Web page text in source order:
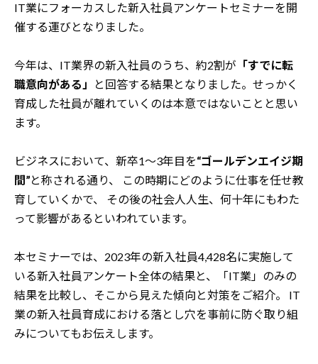
IT業にフォーカスした新入社員アンケートセミナーを開
催する運びとなりました。
今年は、IT業界の新入社員のうち、約2割が 「すでに転
職意向がある」
と回答する結果となりました。 せっかく
育成した社員が離れていくのは本意ではないことと思い
ます。
ビジネスにおいて、新卒1～3年目を“ゴールデンエイジ期
間”と称される通り、
この時期にどのように仕事を任せ教
育していくかで、
その後の社会人人生、何十年にもわた
って影響があるといわれています。
本セミナーでは、2023年の新入社員4,428名に実施して
いる新入社員アンケート全体の結果と、「IT業」のみの
結果を比較し、そこから見えた傾向と対策をご紹介。
IT
業の新入社員育成における落とし穴を事前に防ぐ取り組
みについてもお伝えします。